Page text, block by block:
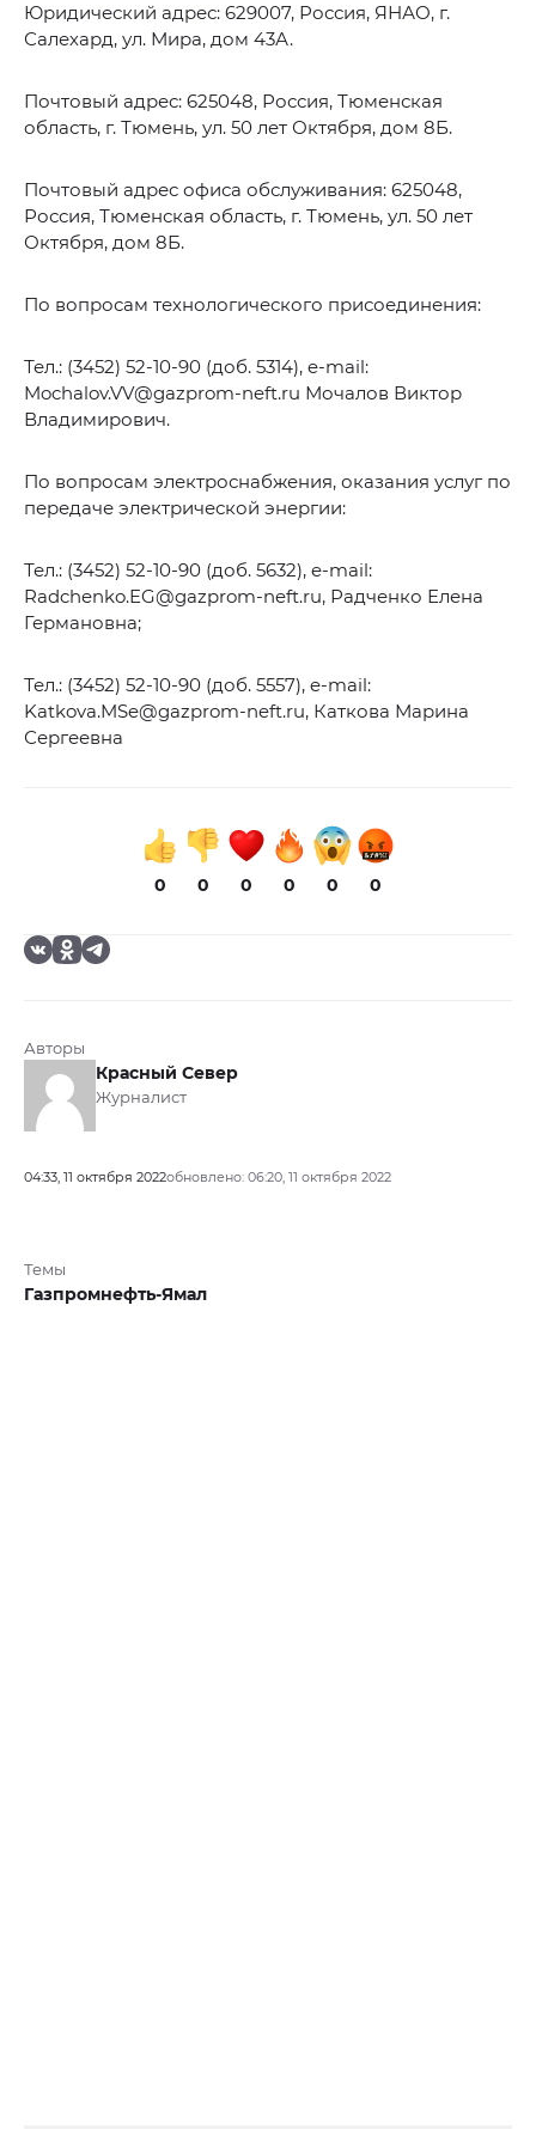
Юридический адрес: 629007, Россия, ЯНАО, г.
Салехард, ул. Мира, дом 43А.
Почтовый адрес: 625048, Россия, Тюменская
область, г. Тюмень, ул. 50 лет Октября, дом 8Б.
Почтовый адрес офиса обслуживания: 625048,
Россия, Тюменская область, г. Тюмень, ул. 50 лет
Октября, дом 8Б.
По вопросам технологического присоединения:
Тел.: (3452) 52-10-90 (доб. 5314), e-mail:
Mochalov.VV@gazprom-neft.ru Мочалов Виктор
Владимирович.
По вопросам электроснабжения, оказания услуг по
передаче электрической энергии:
Тел.: (3452) 52-10-90 (доб. 5632), e-mail:
Radchenko.EG@gazprom-neft.ru, Радченко Елена
Германовна;
Тел.: (3452) 52-10-90 (доб. 5557), e-mail:
Katkova.MSe@gazprom-neft.ru, Каткова Марина
Сергеевна
0 0 0 0 0 0
Авторы
Красный Север
Журналист
04:33, 11 октября 2022обновлено: 06:20, 11 октября 2022
Темы
Газпромнефть-Ямал